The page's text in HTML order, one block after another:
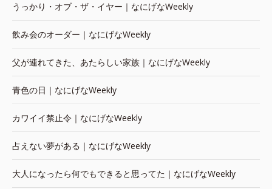
うっかり・オブ・ザ・イヤー｜なにげなWeekly
飲み会のオーダー｜なにげなWeekly
父が連れてきた、あたらしい家族｜なにげなWeekly
青色の日｜なにげなWeekly
カワイイ禁止令｜なにげなWeekly
占えない夢がある｜なにげなWeekly
大人になったら何でもできると思ってた｜なにげなWeekly